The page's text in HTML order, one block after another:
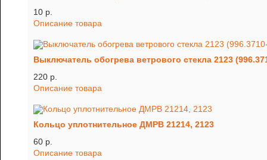
10 p.
Описание товара
Выключатель обогрева ветрового стекла 2123
220 p.
Описание товара
Кольцо уплотнительное ДМРВ 21214, 2123
60 p.
Описание товара